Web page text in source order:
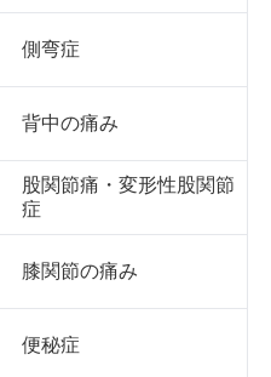
側弯症
背中の痛み
股関節痛・変形性股関節
症
膝関節の痛み
便秘症